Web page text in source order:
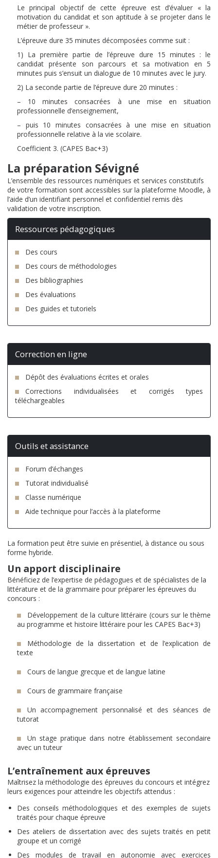
Le principal objectif de cette épreuve est d’évaluer « la
motivation du candidat et son aptitude à se projeter dans le
métier de professeur ».
L’épreuve dure 35 minutes décomposées comme suit :
1) La première partie de l’épreuve dure 15 minutes : le
candidat présente son parcours et sa motivation en 5
minutes puis s’ensuit un dialogue de 10 minutes avec le jury.
2) La seconde partie de l’épreuve dure 20 minutes :
– 10 minutes consacrées à une mise en situation
professionnelle d’enseignement,
– puis 10 minutes consacrées à une mise en situation
professionnelle relative à la vie scolaire.
Coefficient 3. (CAPES Bac+3)
La préparation Sévigné
L’ensemble des ressources numériques et services constitutifs
de votre formation sont accessibles sur la plateforme Moodle, à
l’aide d’un identifiant personnel et confidentiel remis dès
validation de votre inscription.
Ressources pédagogiques
Des cours
Des cours de méthodologies
Des bibliographies
Des évaluations
Des guides et tutoriels
Correction en ligne
Dépôt des évaluations écrites et orales
Corrections individualisées et corrigés types
téléchargeables
Outils et assistance
Forum d’échanges
Tutorat individualisé
Classe numérique
Aide technique pour l’accès à la plateforme
La formation peut être suivie en présentiel, à distance ou sous
forme hybride.
Un apport disciplinaire
Bénéficiez de l’expertise de pédagogues et de spécialistes de la
littérature et de la grammaire pour préparer les épreuves du
concours :
Développement de la culture littéraire (cours sur le thème
au programme et histoire littéraire pour les CAPES Bac+3)
Méthodologie de la dissertation et de l’explication de
texte
Cours de langue grecque et de langue latine
Cours de grammaire française
Un accompagnement personnalisé et des séances de
tutorat
Un stage pratique dans notre établissement secondaire
avec un tuteur
L’entraînement aux épreuves
Maîtrisez la méthodologie des épreuves du concours et intégrez
leurs exigences pour atteindre les objectifs attendus :
Des conseils méthodologiques et des exemples de sujets
traités pour chaque épreuve
Des ateliers de dissertation avec des sujets traités en petit
groupe et un corrigé
Des modules de travail en autonomie avec exercices